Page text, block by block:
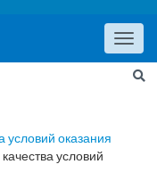
Menu
условий оказания
условий